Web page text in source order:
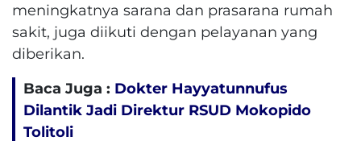
meningkatnya sarana dan prasarana rumah
sakit, juga diikuti dengan pelayanan yang
diberikan.
Baca Juga : Dokter Hayyatunnufus
Dilantik Jadi Direktur RSUD Mokopido
Tolitoli